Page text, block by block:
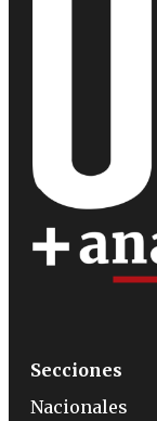
Secciones
Nacionales